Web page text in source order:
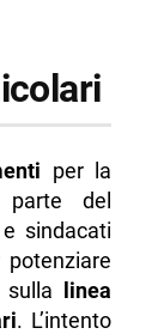
per la
del
sindacati
sulla linea
. L’intento